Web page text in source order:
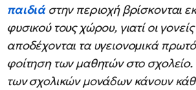
παιδιάστην περιοχή βρίσκονται
φυσικού τους χώρου, γιατί οι
αποδέχονται τα υγειονομικά
φοίτηση των μαθητών στο σχολείο.
των σχολικών μονάδων κάνουν